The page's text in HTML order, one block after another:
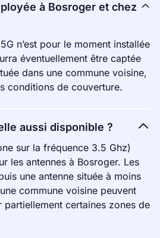
à Bosroger et chez
n’est pour le moment installée
éventuellement être captée
dans une commune voisine,
conditions de couverture.
aussi disponible ?
sur la fréquence 3.5 Ghz)
les antennes à Bosroger. Les
une antenne située à moins
commune voisine peuvent
certaines zones de